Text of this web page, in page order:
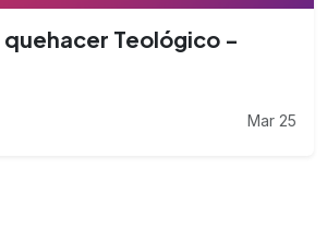
quehacer Teológico -
Mar 25